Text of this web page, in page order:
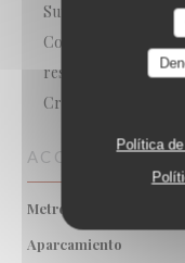
Política
Sunday, Lyf, Ticket
Contactless
restaurante,
Crédito
ACCESO
Metro
Aparcamiento